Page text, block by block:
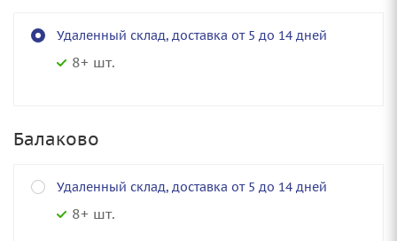
Удаленный склад, доставка от 5 до 14 дней
8+ шт.
Балаково
Удаленный склад, доставка от 5 до 14 дней
8+ шт.